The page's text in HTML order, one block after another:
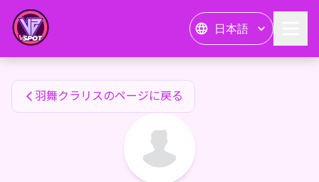
日本語
羽舞クラリスのファンアイテム
羽舞クラリスのページに戻る
羽舞クラリスのファンアイテム — 24karat